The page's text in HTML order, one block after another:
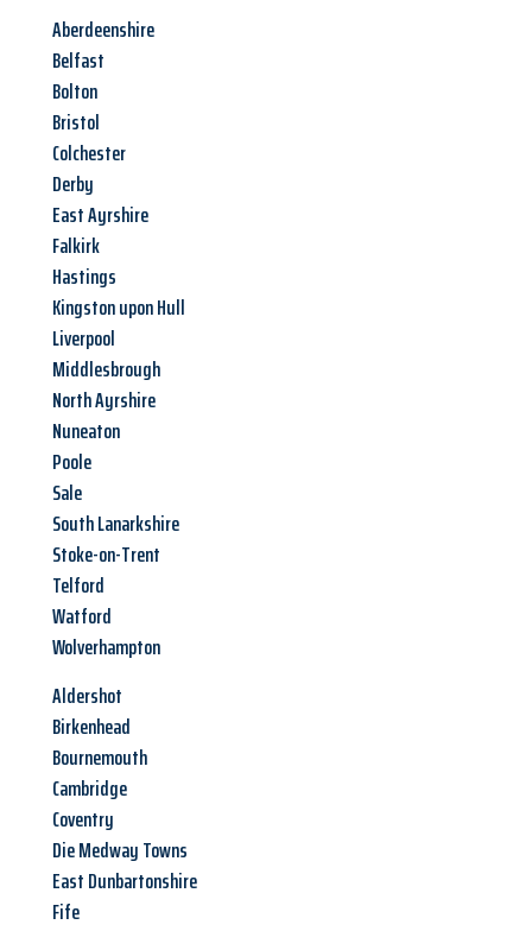
Aberdeenshire
Belfast
Bolton
Bristol
Colchester
Derby
East Ayrshire
Falkirk
Hastings
Kingston upon Hull
Liverpool
Middlesbrough
North Ayrshire
Nuneaton
Poole
Sale
South Lanarkshire
Stoke-on-Trent
Telford
Watford
Wolverhampton
Aldershot
Birkenhead
Bournemouth
Cambridge
Coventry
Die Medway Towns
East Dunbartonshire
Fife